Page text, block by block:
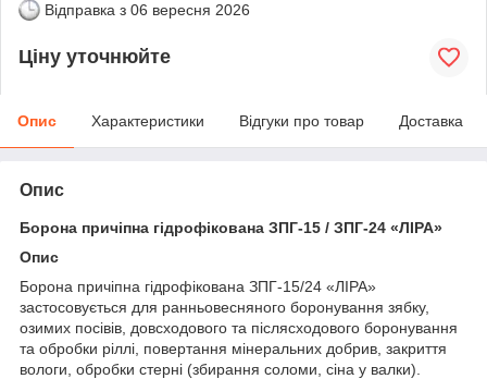
Відправка з 06 вересня 2026
Ціну уточнюйте
Опис Характеристики Відгуки про товар Доставка
Опис
Борона причіпна гідрофікована ЗПГ-15 / ЗПГ-24 «ЛІРА»
Опис
Борона причіпна гідрофікована ЗПГ-15/24 «ЛІРА»
застосовується для ранньовесняного боронування зябку,
озимих посівів, довсходового та післясходового боронування
та обробки ріллі, повертання мінеральних добрив, закриття
вологи, обробки стерні (збирання соломи, сіна у валки).